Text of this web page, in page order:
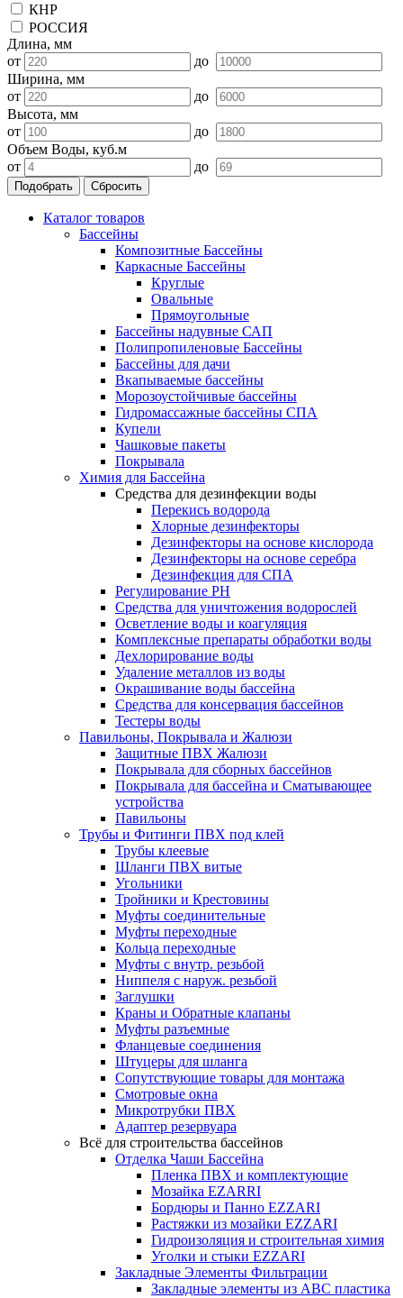
КНР
РОССИЯ
Длина, мм
от
до
Ширина, мм
от
до
Высота, мм
от
до
Объем Воды, куб.м
от
до
Подобрать Сбросить
Каталог товаров
Бассейны
Композитные Бассейны
Каркасные Бассейны
Круглые
Овальные
Прямоугольные
Бассейны надувные САП
Полипропиленовые Бассейны
Бассейны для дачи
Вкапываемые бассейны
Морозоустойчивые бассейны
Гидромассажные бассейны СПА
Купели
Чашковые пакеты
Покрывала
Химия для Бассейна
Средства для дезинфекции воды
Перекись водорода
Хлорные дезинфекторы
Дезинфекторы на основе кислорода
Дезинфекторы на основе серебра
Дезинфекция для СПА
Регулирование РН
Средства для уничтожения водорослей
Осветление воды и коагуляция
Комплексные препараты обработки воды
Дехлорирование воды
Удаление металлов из воды
Окрашивание воды бассейна
Средства для консервация бассейнов
Тестеры воды
Павильоны, Покрывала и Жалюзи
Защитные ПВХ Жалюзи
Покрывала для сборных бассейнов
Покрывала для бассейна и Сматывающее
устройства
Павильоны
Трубы и Фитинги ПВХ под клей
Трубы клеевые
Шланги ПВХ витые
Угольники
Тройники и Крестовины
Муфты соединительные
Муфты переходные
Кольца переходные
Муфты с внутр. резьбой
Ниппеля с наруж. резьбой
Заглушки
Краны и Обратные клапаны
Муфты разъемные
Фланцевые соединения
Штуцеры для шланга
Сопутствующие товары для монтажа
Смотровые окна
Микротрубки ПВХ
Адаптер резервуара
Всё для строительства бассейнов
Отделка Чаши Бассейна
Пленка ПВХ и комплектующие
Мозайка EZARRI
Бордюры и Панно EZZARI
Растяжки из мозайки EZZARI
Гидроизоляция и строительная химия
Уголки и стыки EZZARI
Закладные Элементы Фильтрации
Закладные элементы из ABC пластика